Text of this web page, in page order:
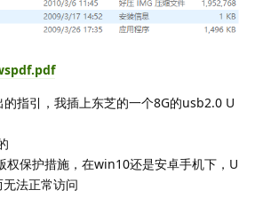
的指引，我插上东芝的一个8G的usb2.0 U
权保护措施，在win10还是安卓手机下，U
无法正常访问